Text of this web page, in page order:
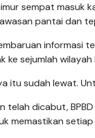
sempat masuk
pantai dan
informasi
ke sejumlah
itu sudah lewat.
dicabut,
memastikan